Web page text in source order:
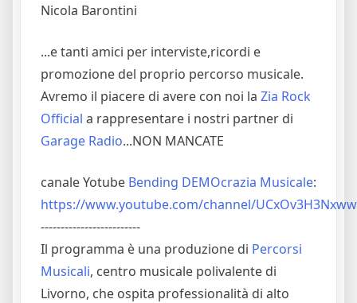
Nicola Barontini
...e tanti amici per interviste,ricordi e
promozione del proprio percorso musicale.
Avremo il piacere di avere con noi la Zia Rock
Official a rappresentare i nostri partner di
Garage Radio...NON MANCATE
canale Yotube Bending DEMOcrazia Musicale:
https://www.youtube.com/channel/
-------------------------
Il programma è una produzione di Percorsi
Musicali, centro musicale polivalente di
Livorno, che ospita professionalità di alto